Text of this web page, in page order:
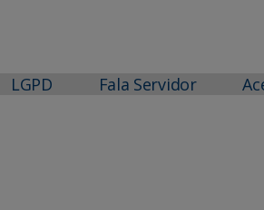
LGPD Fala Servidor